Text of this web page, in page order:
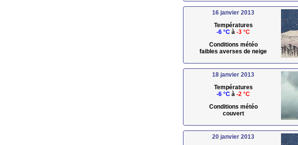
16 janvier 2013
Températures
-6 °C à -3 °C
Conditions météo
faibles averses de neige
18 janvier 2013
Températures
-6 °C à -2 °C
Conditions météo
couvert
20 janvier 2013